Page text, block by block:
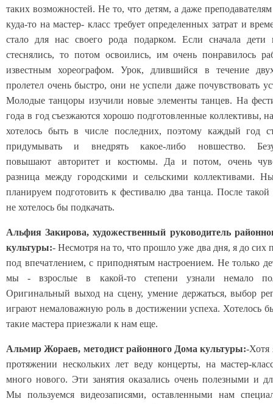
таких возможностей. Не то, что детям, а даже преподавателям
куда-то на мастер- класс требует определенных затрат и
стало для нас своего рода подарком. Если сначала дети
стеснялись, то потом освоились, им очень понравилось
известным хореографом. Урок, длившийся в течение
пролетел очень быстро, они не успели даже почувствовать
Молодые танцоры изучили новые элементы танцев. На
года в год съезжаются хорошо подготовленные коллективы,
хотелось быть в числе последних, поэтому каждый год
придумывать и внедрять какое-либо новшество.
повышают авторитет и костюмы. Да и потом, очень
разница между городскими и сельскими коллективами.
планируем подготовить к фестивалю два танца. После
не хотелось бы подкачать.
Альфия Закирова, художественный руководитель
культуры:- Несмотря на то, что прошло уже два дня, я до сих
под впечатлением, с приподнятым настроением. Не только
мы - взрослые в какой-то степени узнали немало
Оригинальный выход на сцену, умение держаться, выбор
играют немаловажную роль в достижении успеха. Хотелось
такие мастера приезжали к нам еще.
Альмир Жораев, методист районного Дома культуры:-Хотя
протяжении нескольких лет веду концерты, на мастер-
много нового. Эти занятия оказались очень полезными и
Мы пользуемся видеозаписями, оставленными нам